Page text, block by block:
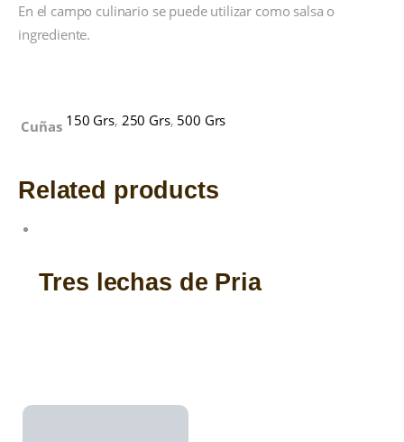
En el campo culinario se puede utilizar como salsa o
ingrediente.
Cuñas 150 Grs, 250 Grs, 500 Grs
Related products
Tres lechas de Pria